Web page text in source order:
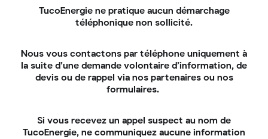
fournisseurs d’énergie
les particuliers dans leurstravaux d’efficacité
énergétique. Ce principe repose sur un dispositif
encadré par l’État : les Certificats d’Économies
(CEE). C’est pour cette raison qu’elles
l’installation d’un nouveau système de chauffage
performant, comme la pompe à chaleur Air-Air.
TucoEnergie ne pratique aucun démarchage
téléphonique non sollicité.
Nous vous contactons par téléphone uniquement à
la suite d’une demande volontaire d’information, de
devis ou de rappel via nos partenaires ou nos
formulaires.
Si vous recevez un appel suspect au nom de
TucoEnergie, ne communiquez aucune information